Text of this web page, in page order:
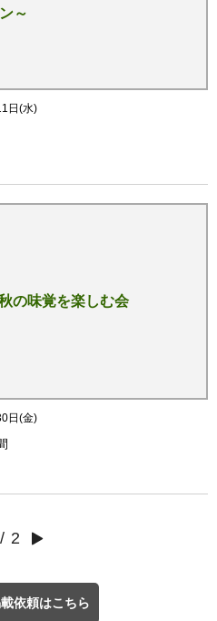
ン～
日(水)
の味覚を楽しむ会
日(金)
/ 2
依頼はこちら